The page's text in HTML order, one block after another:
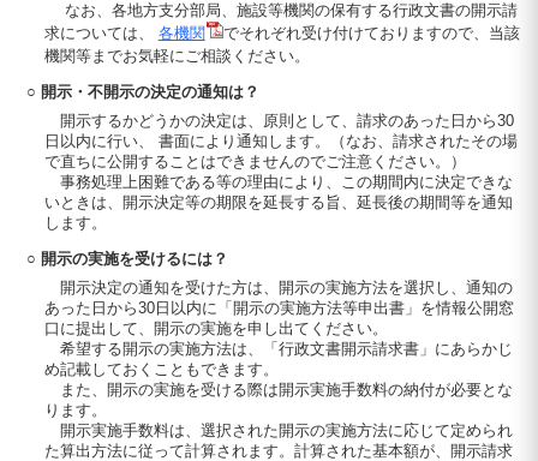
なお、各地方支分部局、施設等機関の保有する行政文書の開示請
求については、 各機関
でそれぞれ受け付けておりますので、当該
機関等までお気軽にご相談ください。
○ 開示・不開示の決定の通知は？
開示するかどうかの決定は、原則として、請求のあった日から30
日以内に行い、 書面により通知します。（なお、請求されたその場
で直ちに公開することはできませんのでご注意ください。）
事務処理上困難である等の理由により、この期間内に決定できな
いときは、開示決定等の期限を延長する旨、延長後の期間等を通知
します。
○ 開示の実施を受けるには？
開示決定の通知を受けた方は、開示の実施方法を選択し、通知の
あった日から30日以内に「開示の実施方法等申出書」を情報公開窓
口に提出して、開示の実施を申し出てください。
希望する開示の実施方法は、「行政文書開示請求書」にあらかじ
め記載しておくこともできます。
また、開示の実施を受ける際は開示実施手数料の納付が必要とな
ります。
開示実施手数料は、選択された開示の実施方法に応じて定められ
た算出方法に従って計算されます。計算された基本額が、開示請求